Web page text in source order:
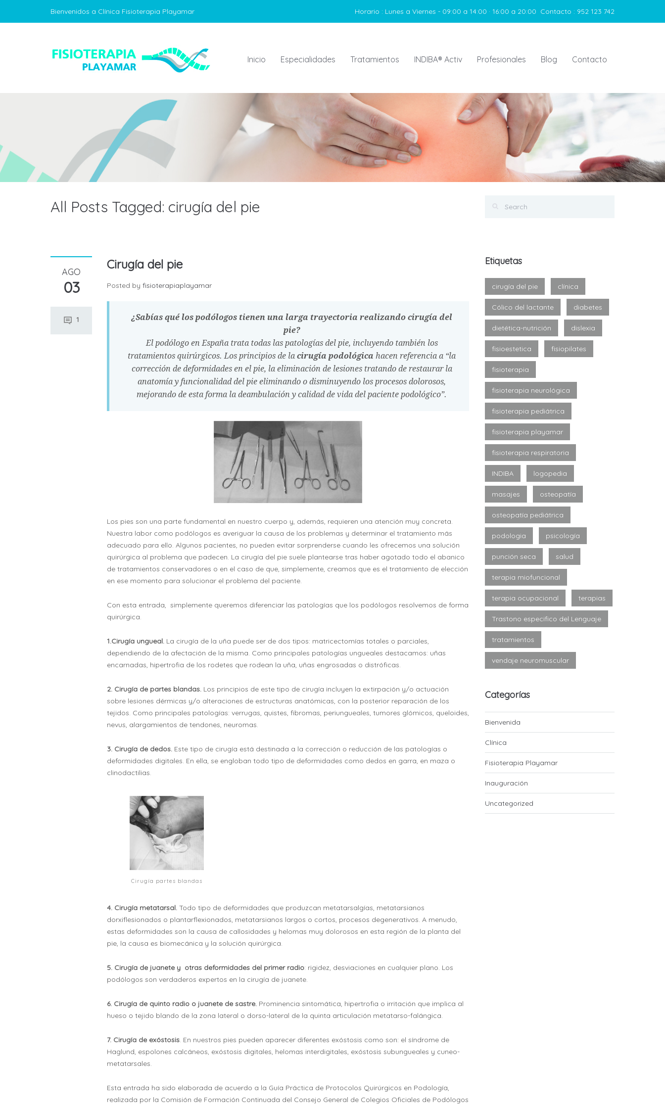
Bienvenidos a Clínica Fisioterapia Playamar Horario : Lunes a Viernes - 09:00 a 14:00 · 16:00 a 20:00 Contacto : 952 123 742
Inicio Especialidades Tratamientos INDIBA® Activ Profesionales Blog Contacto
All Posts Tagged: cirugía del pie
AGO
03
1
Cirugía del pie
Posted by fisioterapiaplayamar
¿Sabías qué los podólogos tienen una larga trayectoria realizando cirugía del
pie?
El podólogo en España trata todas las patologías del pie, incluyendo también los
tratamientos quirúrgicos. Los principios de la cirugía podológica hacen referencia a “la
corrección de deformidades en el pie, la eliminación de lesiones tratando de restaurar la
anatomía y funcionalidad del pie eliminando o disminuyendo los procesos dolorosos,
mejorando de esta forma la deambulación y calidad de vida del paciente podológico”.
Los pies son una parte fundamental en nuestro cuerpo y, además, requieren una atención muy concreta.
Nuestra labor como podólogos es averiguar la causa de los problemas y determinar el tratamiento más
adecuado para ello. Algunos pacientes, no pueden evitar sorprenderse cuando les ofrecemos una solución
quirúrgica al problema que padecen. La cirugía del pie suele plantearse tras haber agotado todo el abanico
de tratamientos conservadores o en el caso de que, simplemente, creamos que es el tratamiento de elección
en ese momento para solucionar el problema del paciente.
Con esta entrada, simplemente queremos diferenciar las patologías que los podólogos resolvemos de forma
quirúrgica.
1.Cirugía ungueal. La cirugía de la uña puede ser de dos tipos: matricectomías totales o parciales,
dependiendo de la afectación de la misma. Como principales patologías ungueales destacamos: uñas
encarnadas, hipertrofia de los rodetes que rodean la uña, uñas engrosadas o distróficas.
2. Cirugía de partes blandas. Los principios de este tipo de cirugía incluyen la extirpación y/o actuación
sobre lesiones dérmicas y/o alteraciones de estructuras anatómicas, con la posterior reparación de los
tejidos. Como principales patologías: verrugas, quistes, fibromas, periungueales, tumores glómicos, queloides,
nevus, alargamientos de tendones, neuromas.
3. Cirugía de dedos. Este tipo de cirugía está destinada a la corrección o reducción de las patologías o
deformidades digitales. En ella, se engloban todo tipo de deformidades como dedos en garra, en maza o
clinodactilias.
Cirugía partes blandas
4. Cirugía metatarsal. Todo tipo de deformidades que produzcan metatarsalgías, metatarsianos
dorxiflesionados o plantarflexionados, metatarsianos largos o cortos, procesos degenerativos. A menudo,
estas deformidades son la causa de callosidades y helomas muy dolorosos en esta región de la planta del
pie, la causa es biomecánica y la solución quirúrgica.
5. Cirugía de juanete y otras deformidades del primer radio: rigidez, desviaciones en cualquier plano. Los
podólogos son verdaderos expertos en la cirugía de juanete.
6. Cirugía de quinto radio o juanete de sastre. Prominencia sintomática, hipertrofia o irritación que implica al
hueso o tejido blando de la zona lateral o dorso-lateral de la quinta articulación metatarso-falángica.
7. Cirugía de exóstosis. En nuestros pies pueden aparecer diferentes exóstosis como son: el síndrome de
Haglund, espolones calcáneos, exóstosis digitales, helomas interdigitales, exóstosis subungueales y cuneo-
metatarsales.
Esta entrada ha sido elaborada de acuerdo a la Guía Práctica de Protocolos Quirúrgicos en Podología,
realizada por la Comisión de Formación Continuada del Consejo General de Colegios Oficiales de Podólogos
Etiquetas
cirugía del pie clínica
Cólico del lactante diabetes
dietética-nutrición dislexia
fisioestetica fisiopilates
fisioterapia
fisioterapia neurológica
fisioterapia pediátrica
fisioterapia playamar
fisioterapia respiratoria
INDIBA logopedia
masajes osteopatía
osteopatía pediátrica
podologia psicología
punción seca salud
terapia miofuncional
terapia ocupacional terapias
Trastono especifico del Lenguaje
tratamientos
vendaje neuromuscular
Categorías
Bienvenida
Clínica
Fisioterapia Playamar
Inauguración
Uncategorized